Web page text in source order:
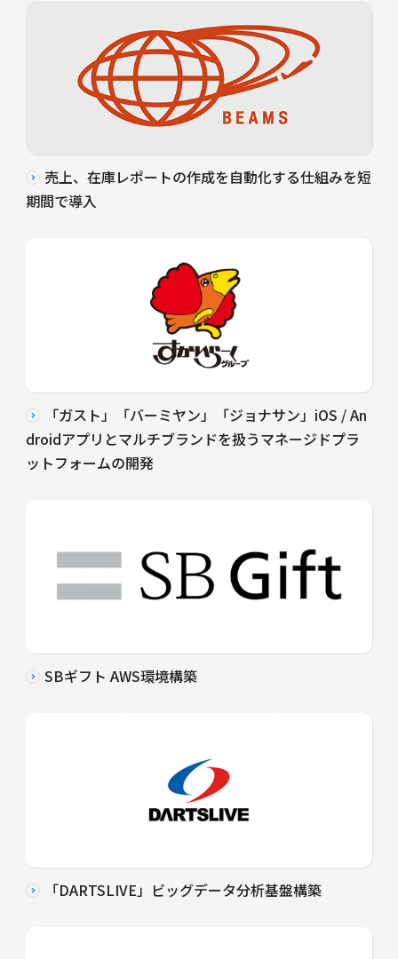
売上、在庫レポートの作成を自動化する仕組みを短
期間で導入
「ガスト」「バーミヤン」「ジョナサン」iOS / An
droidアプリとマルチブランドを扱うマネージドプラ
ットフォームの開発
SBギフト AWS環境構築
「DARTSLIVE」ビッグデータ分析基盤構築